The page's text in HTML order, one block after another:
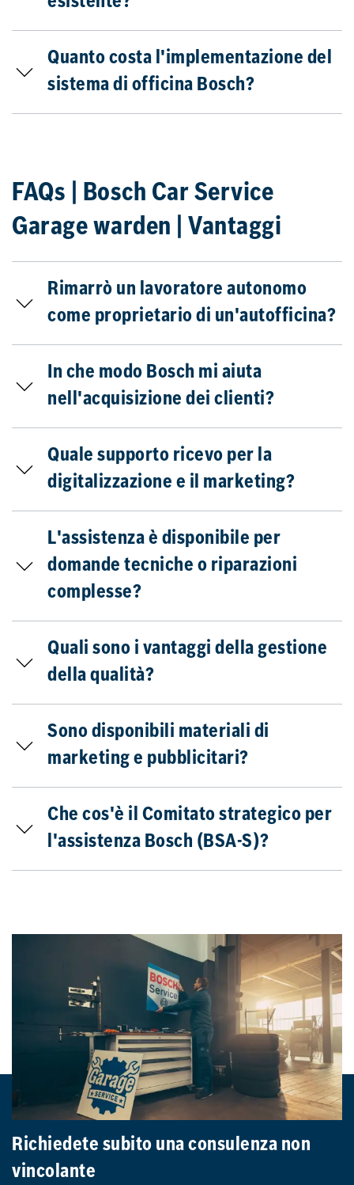
Quanto costa l'implementazione del
sistema di officina Bosch?
FAQs | Bosch Car Service
Garage warden | Vantaggi
Rimarrò un lavoratore autonomo
come proprietario di un'autofficina?
In che modo Bosch mi aiuta
nell'acquisizione dei clienti?
Quale supporto ricevo per la
digitalizzazione e il marketing?
L'assistenza è disponibile per
domande tecniche o riparazioni
complesse?
Quali sono i vantaggi della gestione
della qualità?
Sono disponibili materiali di
marketing e pubblicitari?
Che cos'è il Comitato strategico per
l'assistenza Bosch (BSA-S)?
Richiedete subito una consulenza non
vincolante